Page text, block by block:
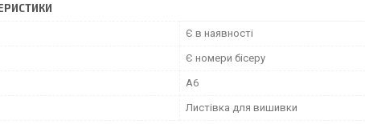
Є в наявності
Є номери бісеру
А6
Листівка для вишивки